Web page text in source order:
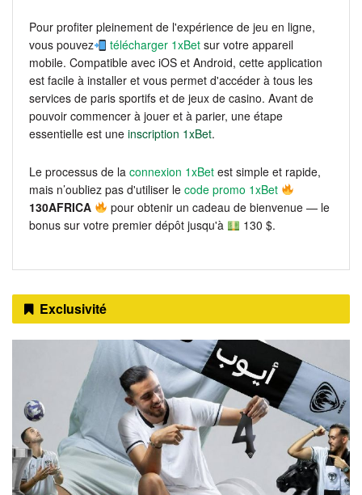
Pour profiter pleinement de l'expérience de jeu en ligne,
vous pouvez
télécharger 1xBet sur votre appareil
mobile. Compatible avec iOS et Android, cette application
est facile à installer et vous permet d'accéder à tous les
services de paris sportifs et de jeux de casino. Avant de
pouvoir commencer à jouer et à parier, une étape
essentielle est une inscription 1xBet.
Le processus de la connexion 1xBet est simple et rapide,
mais n’oubliez pas d'utiliser le code promo 1xBet
130AFRICA
pour obtenir un cadeau de bienvenue — le
bonus sur votre premier dépôt jusqu'à
130 $.
Exclusivité